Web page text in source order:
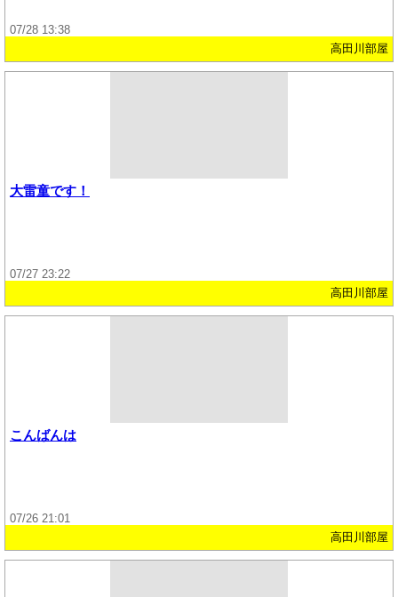
07/28 13:38
高田川部屋
大雷童です！
07/27 23:22
高田川部屋
こんばんは
07/26 21:01
高田川部屋